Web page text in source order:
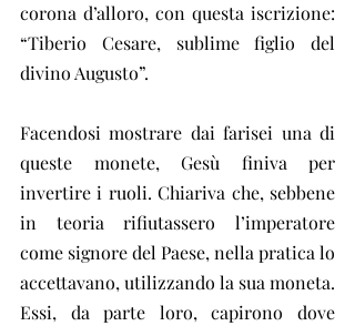
corona d’alloro, con questa iscrizione:
“Tiberio Cesare, sublime figlio del
divino Augusto”.
Facendosi mostrare dai farisei una di
queste monete, Gesù finiva per
invertire i ruoli. Chiariva che, sebbene
in teoria rifiutassero l’imperatore
come signore del Paese, nella pratica lo
accettavano, utilizzando la sua moneta.
Essi, da parte loro, capirono dove